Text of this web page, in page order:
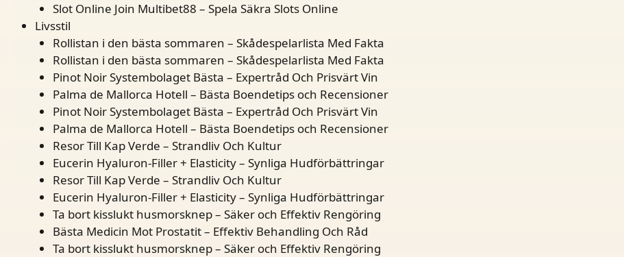
Slot Online Join Multibet88 – Spela Säkra Slots Online
Livsstil
Rollistan i den bästa sommaren – Skådespelarlista Med Fakta
Rollistan i den bästa sommaren – Skådespelarlista Med Fakta
Pinot Noir Systembolaget Bästa – Expertråd Och Prisvärt Vin
Palma de Mallorca Hotell – Bästa Boendetips och Recensioner
Pinot Noir Systembolaget Bästa – Expertråd Och Prisvärt Vin
Palma de Mallorca Hotell – Bästa Boendetips och Recensioner
Resor Till Kap Verde – Strandliv Och Kultur
Eucerin Hyaluron-Filler + Elasticity – Synliga Hudförbättringar
Resor Till Kap Verde – Strandliv Och Kultur
Eucerin Hyaluron-Filler + Elasticity – Synliga Hudförbättringar
Ta bort kisslukt husmorsknep – Säker och Effektiv Rengöring
Bästa Medicin Mot Prostatit – Effektiv Behandling Och Råd
Ta bort kisslukt husmorsknep – Säker och Effektiv Rengöring